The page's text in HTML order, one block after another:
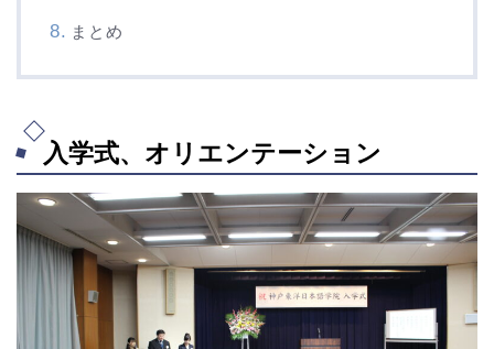
まとめ
入学式、オリエンテーション